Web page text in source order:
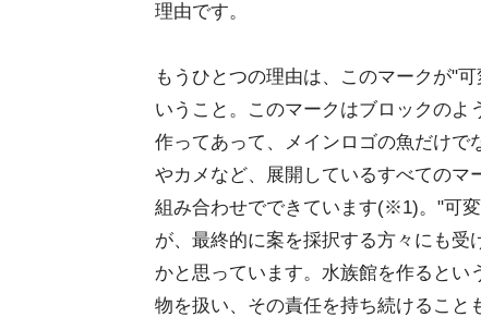
理由です。
もうひとつの理由は、このマークが"
いうこと。このマークはブロックのよ
作ってあって、メインロゴの魚だけで
やカメなど、展開しているすべてのマ
組み合わせでできています(※1)。"可
が、最終的に案を採択する方々にも受
かと思っています。水族館を作るとい
物を扱い、その責任を持ち続けること